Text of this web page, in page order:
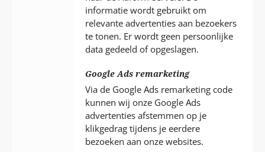
informatie wordt gebruikt om
relevante advertenties aan bezoekers
te tonen. Er wordt geen persoonlijke
data gedeeld of opgeslagen.
Google Ads remarketing
Via de Google Ads remarketing code
kunnen wij onze Google Ads
advertenties afstemmen op je
klikgedrag tijdens je eerdere
bezoeken aan onze websites.